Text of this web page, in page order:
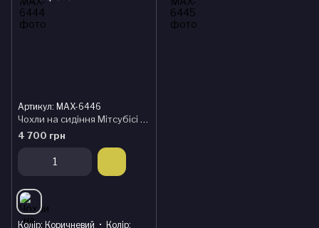
Артикул: MAX-6446
Чохли на сидіння Мітсубісі Грандіс (Mitsubishi Grandis) модельні MAX з екошкіри Чорно-коричневий
4 700 грн
Колір Коричневий Колір